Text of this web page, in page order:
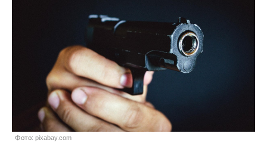
Фото: pixabay.com